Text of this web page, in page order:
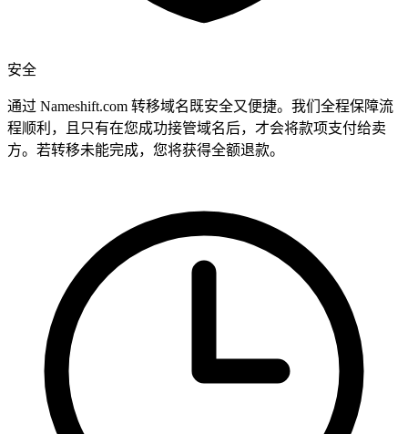
安全
通过 Nameshift.com 转移域名既安全又便捷。我们全程保障流
程顺利，且只有在您成功接管域名后，才会将款项支付给卖
方。若转移未能完成，您将获得全额退款。